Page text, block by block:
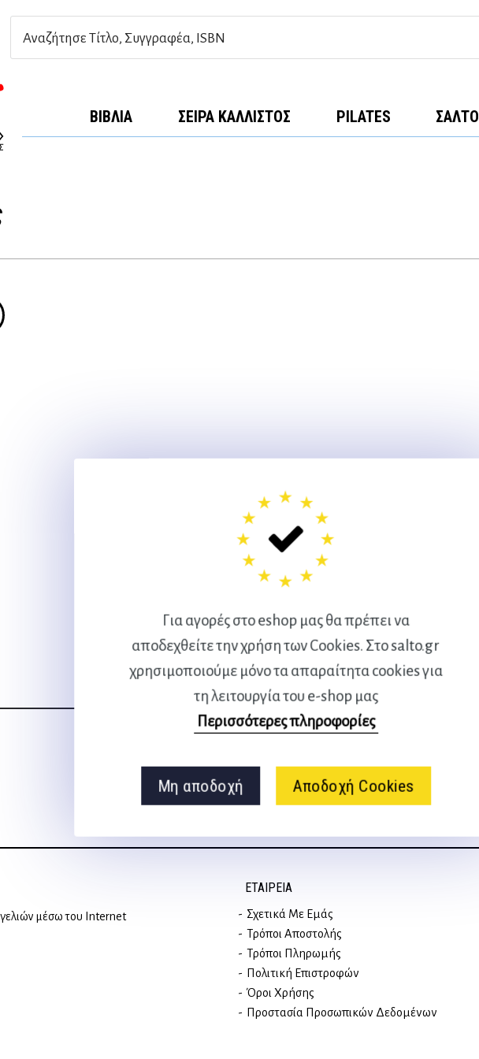
Για αγορές στο eshop μας θα πρέπει να
αποδεχθείτε την χρήση των Cookies. Στο salto.gr
χρησιμοποιούμε μόνο τα απαραίτητα cookies για
τη λειτουργία του e-shop μας
Περισσότερες πληροφορίες
Μη αποδοχή Αποδοχή Cookies
ΒΙΒΛΊΑ ΣΕΙΡΆ ΚΆΛΛΙΣΤΟΣ PILATES ΣΑΛΤΟ
Ακολουθήστε μας
στα social media
μέσω του Internet
ΕΤΑΙΡΕΊΑ
Σχετικά Με Εμάς
Τρόποι Αποστολής
Τρόποι Πληρωμής
Πολιτική Επιστροφών
Όροι Χρήσης
Προστασία Προσωπικών Δεδομένων